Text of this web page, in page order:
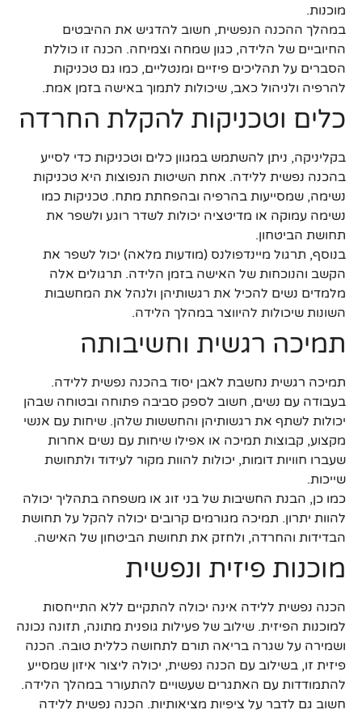
מוכנות.
במהלך ההכנה הנפשית, חשוב להדגיש את ההיבטים
החיוביים של הלידה, כגון שמחה וצמיחה. הכנה זו כוללת
הסברים על תהליכים פיזיים ומנטליים, כמו גם טכניקות
להרפיה ולניהול כאב, שיכולות לתמוך באישה בזמן אמת.
כלים וטכניקות להקלת החרדה
בקליניקה, ניתן להשתמש במגוון כלים וטכניקות כדי לסייע
בהכנה נפשית ללידה. אחת השיטות הנפוצות היא טכניקות
נשימה, שמסייעות בהרפיה ובהפחתת מתח. טכניקות כמו
נשימה עמוקה או מדיטציה יכולות לשדר רוגע ולשפר את
תחושת הביטחון.
בנוסף, תרגול מיינדפולנס (מודעות מלאה) יכול לשפר את
הקשב והנוכחות של האישה בזמן הלידה. תרגולים אלה
מלמדים נשים להכיל את רגשותיהן ולנהל את המחשבות
השונות שיכולות להיווצר במהלך הלידה.
תמיכה רגשית וחשיבותה
תמיכה רגשית נחשבת לאבן יסוד בהכנה נפשית ללידה.
בעבודה עם נשים, חשוב לספק סביבה פתוחה ובטוחה שבהן
יכולות לשתף את רגשותיהן והחששות שלהן. שיחות עם אנשי
מקצוע, קבוצות תמיכה או אפילו שיחות עם נשים אחרות
שעברו חוויות דומות, יכולות להוות מקור לעידוד ולתחושת
שייכות.
כמו כן, הבנת החשיבות של בני זוג או משפחה בתהליך יכולה
להוות יתרון. תמיכה מגורמים קרובים יכולה להקל על תחושת
הבדידות והחרדה, ולחזק את תחושת הביטחון של האישה.
מוכנות פיזית ונפשית
הכנה נפשית ללידה אינה יכולה להתקיים ללא התייחסות
למוכנות הפיזית. שילוב של פעילות גופנית מתונה, תזונה נכונה
ושמירה על שגרה בריאה תורם לתחושה כללית טובה. הכנה
פיזית זו, בשילוב עם הכנה נפשית, יכולה ליצור איזון שמסייע
להתמודדות עם האתגרים שעשויים להתעורר במהלך הלידה.
חשוב גם לדבר על ציפיות מציאותיות. הכנה נפשית ללידה